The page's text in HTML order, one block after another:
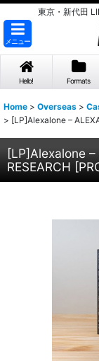
東京・新代田
メニュー
Hello! Formats
Home > Overseas >
> [LP]Alexalone –
[LP]Alexalone –
RESEARCH [